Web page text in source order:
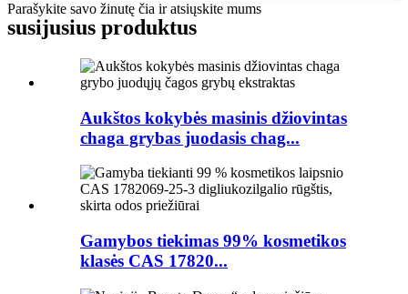
Parašykite savo žinutę čia ir atsiųskite mums
susijusius produktus
Aukštos kokybės masinis džiovintas
chaga grybas juodasis chag...
Gamybos tiekimas 99% kosmetikos
klasės CAS 17820...